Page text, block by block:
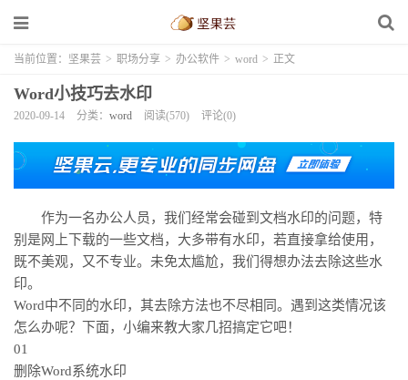
当前位置： 坚果芸 > 职场分享 > 办公软件 > word > 正文
Word小技巧去水印
2020-09-14 分类： word 阅读(570) 评论(0)
作为一名办公人员，我们经常会碰到文档水印的问题，特
别是网上下载的一些文档，大多带有水印，若直接拿给使用，
既不美观，又不专业。未免太尴尬，我们得想办法去除这些水
印。
Word中不同的水印，其去除方法也不尽相同。遇到这类情况该
怎么办呢？下面，小编来教大家几招搞定它吧！
01
删除Word系统水印